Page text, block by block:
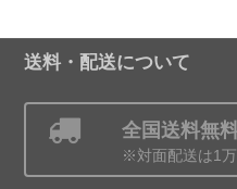
送料・配送について
全国送料無
※対面配送は1万